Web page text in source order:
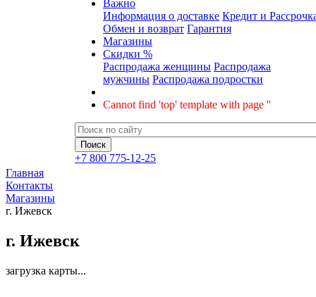
Важно
Информация о доставке Кредит и
Обмен и возврат Гарантия
Магазины
Скидки %
Распродажа женщины Распродажа
мужчины Распродажа подростки
Cannot find 'top' template with page ''
+7 800 775-12-25
Главная
Контакты
Магазины
г. Ижевск
г. Ижевск
загрузка карты...